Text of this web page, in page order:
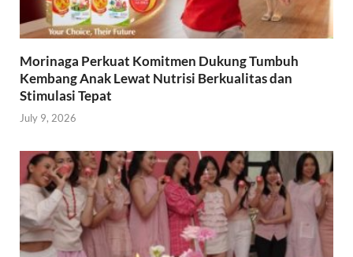
Morinaga Perkuat Komitmen Dukung Tumbuh
Kembang Anak Lewat Nutrisi Berkualitas dan
Stimulasi Tepat
July 9, 2026